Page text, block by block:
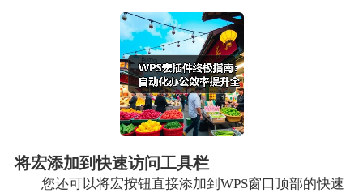
将宏添加到快速访问工具栏
您还可以将宏按钮直接添加到WPS窗口顶部的快速